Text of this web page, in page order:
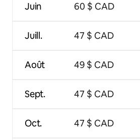
Juin
Juill.
Août
Sept.
Oct.
60 $ CAD
47 $ CAD
49 $ CAD
47 $ CAD
47 $ CAD